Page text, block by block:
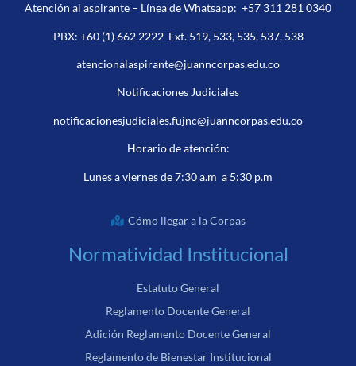
Atención al aspirante – Línea de Whatsapp: +57 311 281 0340
PBX: +60 (1) 662 2222Ext. 519, 533, 535, 537, 538
atencionalaspirante@juanncorpas.edu.co
Notificaciones Judiciales
notificacionesjudiciales.fujnc@juanncorpas.edu.co
Horario de atención:
Lunes a viernes de 7:30 a.m a 5:30 p.m
Cómo llegar a la Corpas
Normatividad Institucional
Estatuto General
Reglamento Docente General
Adición Reglamento Docente General
Reglamento de Bienestar Institucional